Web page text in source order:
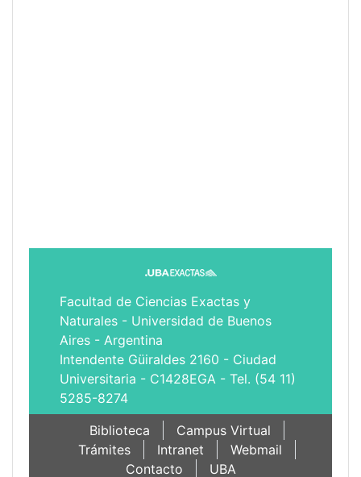
Facultad de Ciencias Exactas y
Naturales - Universidad de Buenos
Aires - Argentina
Intendente Güiraldes 2160 - Ciudad
Universitaria - C1428EGA - Tel. (54 11)
5285-8274
Biblioteca
Campus Virtual
Trámites
Intranet
Webmail
Contacto
UBA